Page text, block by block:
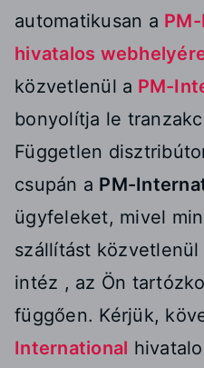
automatikusan a
hivatalos
közvetlenül a PM-
bonyolítja le
Független
csupán a PM-
ügyfeleket, mivel
szállítást közvetlenül
intéz , az Ön
függően. Kérjük,
International